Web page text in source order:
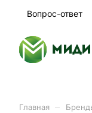
Вопрос-ответ
Главная